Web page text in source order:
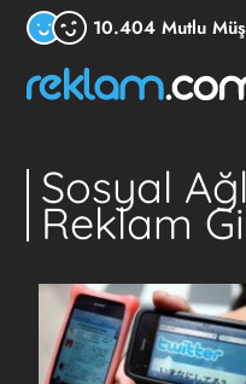
10.404 Mutlu
Sosyal
Reklam